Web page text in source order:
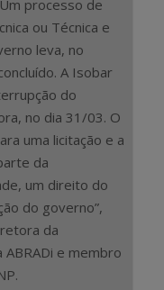
processo de
ou Técnica e
leva, no
A Isobar
do
no dia 31/03. O
uma licitação e a
da
um direito do
do governo”,
da
ABRADi e membro